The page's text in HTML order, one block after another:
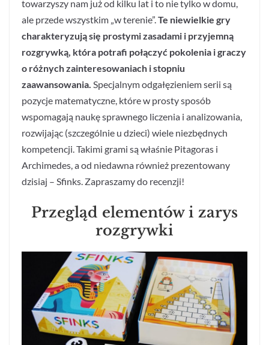
towarzyszy nam już od kilku lat i to nie tylko w domu,
ale przede wszystkim „w terenie”.Te niewielkie gry
charakteryzują się prostymi zasadami i przyjemną
rozgrywką, która potrafi połączyć pokolenia i graczy
o różnych zainteresowaniach i stopniu
zaawansowania. Specjalnym odgałęzieniem serii są
pozycje matematyczne, które w prosty sposób
wspomagają naukę sprawnego liczenia i analizowania,
rozwijając (szczególnie u dzieci) wiele niezbędnych
kompetencji. Takimi grami są właśnie Pitagoras i
Archimedes, a od niedawna również prezentowany
dzisiaj – Sfinks. Zapraszamy do recenzji!
Przegląd elementów i zarys
rozgrywki